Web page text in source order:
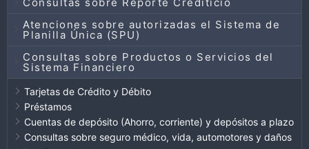
Atenciones sobre autorizadas el Sistema de
Planilla Única (SPU)
Consultas sobre Productos o Servicios del
Sistema Financiero
Tarjetas de Crédito y Débito
Préstamos
Cuentas de depósito (Ahorro, corriente) y depósitos a plazo
Consultas sobre seguro médico, vida, automotores y daños